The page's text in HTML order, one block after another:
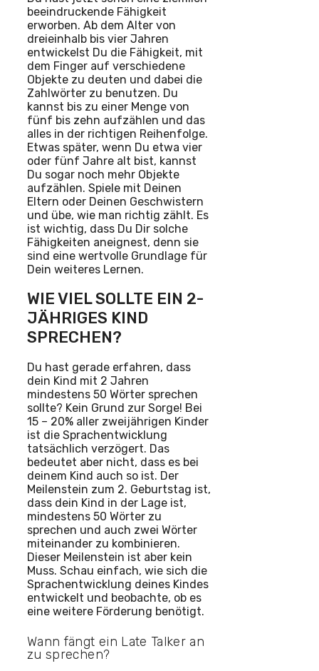
beeindruckende Fähigkeit
erworben. Ab dem Alter von
dreieinhalb bis vier Jahren
entwickelst Du die Fähigkeit, mit
dem Finger auf verschiedene
Objekte zu deuten und dabei die
Zahlwörter zu benutzen. Du
kannst bis zu einer Menge von
fünf bis zehn aufzählen und das
alles in der richtigen Reihenfolge.
Etwas später, wenn Du etwa vier
oder fünf Jahre alt bist, kannst
Du sogar noch mehr Objekte
aufzählen. Spiele mit Deinen
Eltern oder Deinen Geschwistern
und übe, wie man richtig zählt. Es
ist wichtig, dass Du Dir solche
Fähigkeiten aneignest, denn sie
sind eine wertvolle Grundlage für
Dein weiteres Lernen.
WIE VIEL SOLLTE EIN 2-
JÄHRIGES KIND
SPRECHEN?
Du hast gerade erfahren, dass
dein Kind mit 2 Jahren
mindestens 50 Wörter sprechen
sollte? Kein Grund zur Sorge! Bei
15 – 20% aller zweijährigen Kinder
ist die Sprachentwicklung
tatsächlich verzögert. Das
bedeutet aber nicht, dass es bei
deinem Kind auch so ist. Der
Meilenstein zum 2. Geburtstag ist,
dass dein Kind in der Lage ist,
mindestens 50 Wörter zu
sprechen und auch zwei Wörter
miteinander zu kombinieren.
Dieser Meilenstein ist aber kein
Muss. Schau einfach, wie sich die
Sprachentwicklung deines Kindes
entwickelt und beobachte, ob es
eine weitere Förderung benötigt.
Wann fängt ein Late Talker an
zu sprechen?